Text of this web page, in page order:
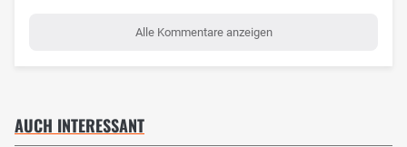
Alle Kommentare anzeigen
AUCH INTERESSANT